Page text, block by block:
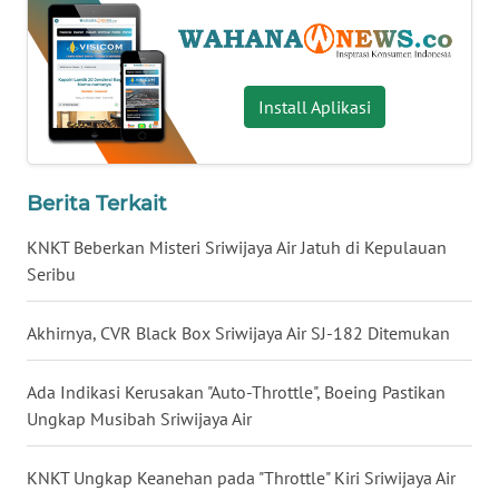
Install Aplikasi
Berita Terkait
KNKT Beberkan Misteri Sriwijaya Air Jatuh di Kepulauan
Seribu
Akhirnya, CVR Black Box Sriwijaya Air SJ-182 Ditemukan
Ada Indikasi Kerusakan "Auto-Throttle", Boeing Pastikan
Ungkap Musibah Sriwijaya Air
KNKT Ungkap Keanehan pada "Throttle" Kiri Sriwijaya Air
WN
SERAMBI
WN
JAMBI
WN
WN
NTB
WN
SULTENG
WN
SULBAR